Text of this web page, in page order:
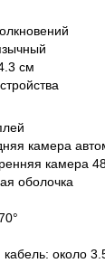
см
камера
камера
оболочка
около